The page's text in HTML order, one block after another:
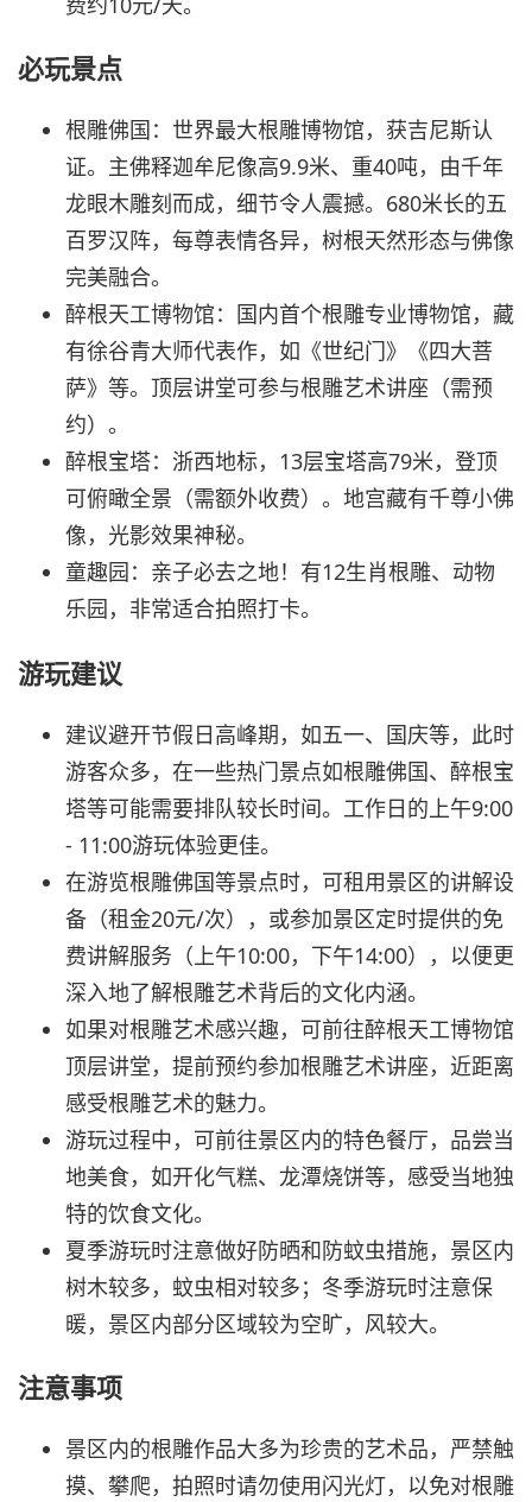
必玩景点
根雕佛国：世界最大根雕博物馆，获吉尼斯认
证。主佛释迦牟尼像高9.9米、重40吨，由千年
龙眼木雕刻而成，细节令人震撼。680米长的五
百罗汉阵，每尊表情各异，树根天然形态与佛像
完美融合。
醉根天工博物馆：国内首个根雕专业博物馆，藏
有徐谷青大师代表作，如《世纪门》《四大菩
萨》等。顶层讲堂可参与根雕艺术讲座（需预
约）。
醉根宝塔：浙西地标，13层宝塔高79米，登顶
可俯瞰全景（需额外收费）。地宫藏有千尊小佛
像，光影效果神秘。
童趣园：亲子必去之地！有12生肖根雕、动物
乐园，非常适合拍照打卡。
游玩建议
建议避开节假日高峰期，如五一、国庆等，此时
游客众多，在一些热门景点如根雕佛国、醉根宝
塔等可能需要排队较长时间。工作日的上午9:00
- 11:00游玩体验更佳。
在游览根雕佛国等景点时，可租用景区的讲解设
备（租金20元/次），或参加景区定时提供的免
费讲解服务（上午10:00，下午14:00），以便更
深入地了解根雕艺术背后的文化内涵。
如果对根雕艺术感兴趣，可前往醉根天工博物馆
顶层讲堂，提前预约参加根雕艺术讲座，近距离
感受根雕艺术的魅力。
游玩过程中，可前往景区内的特色餐厅，品尝当
地美食，如开化气糕、龙潭烧饼等，感受当地独
特的饮食文化。
夏季游玩时注意做好防晒和防蚊虫措施，景区内
树木较多，蚊虫相对较多；冬季游玩时注意保
暖，景区内部分区域较为空旷，风较大。
注意事项
景区内的根雕作品大多为珍贵的艺术品，严禁触
摸、攀爬，拍照时请勿使用闪光灯，以免对根雕